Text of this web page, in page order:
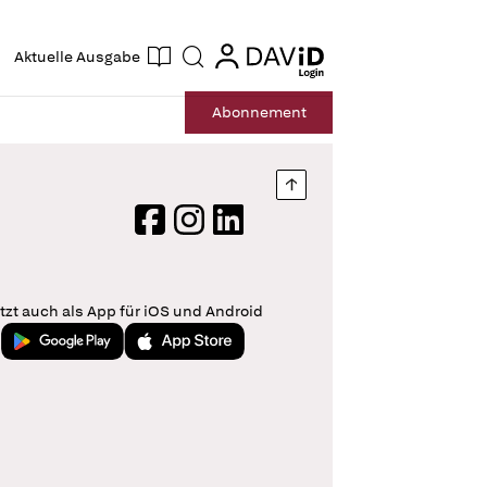
Aktuelle Ausgabe Suche login
login
Abonnement
Nach oben springen
FacebookInstagram
LinkedIn
auch als App für iOS und Android
Jetzt bei Google PlayLaden im App Store